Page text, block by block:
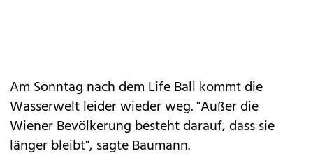
Am Sonntag nach dem Life Ball kommt die
Wasserwelt leider wieder weg. "Außer die
Wiener Bevölkerung besteht darauf, dass sie
länger bleibt", sagte Baumann.